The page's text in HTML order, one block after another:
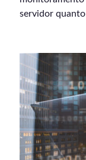
servidor quanto